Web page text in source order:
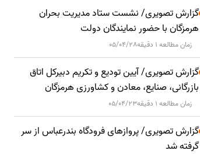
گزارش تصویری/ نشست ستاد مدیریت بحران
هرمزگان با حضور نمایندگان دولت
زمان مطالعه 1 دقیقه 05/04/28
گزارش تصویری/ آیین تودیع و تکریم دبیرکل اتاق
بازرگانی، صنایع، معادن و کشاورزی هرمزگان
زمان مطالعه 1 دقیقه 05/04/23
گزارش تصویری/ پروازهای فرودگاه بندرعباس از سر
گرفته شد